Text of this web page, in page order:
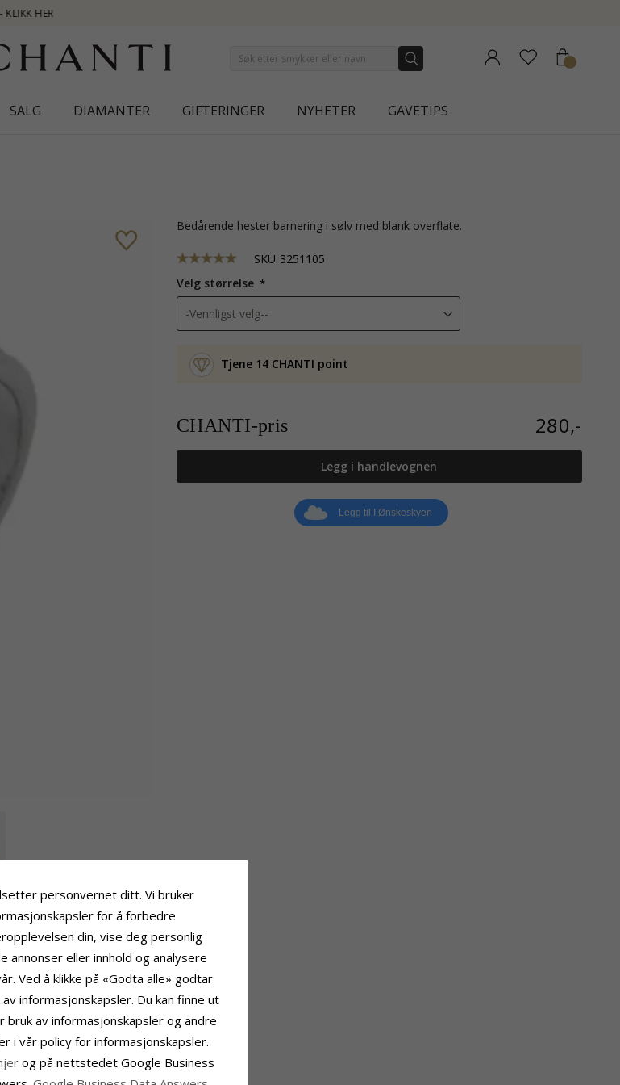
SALG DIAMANTER GIFTERINGER NYHETER GAVETIPS
bedårende hester barnering i sølv med blank overflate.
SKU 3251105
Velg størrelse
Tjene 14 CHANTI point
CHANTI-pris 280,-
Legg i handlevognen
Legg til I Ønskeskyen
personvernet ditt. Vi bruker
for å forbedre
din, vise deg personlig
annonser eller innhold og analysere
Ved å klikke på «Godta alle» godtar
informasjonskapsler. Du kan finne ut
bruk av informasjonskapsler og andre
i vår policy for informasjonskapsler.
og på nettstedet Google Business